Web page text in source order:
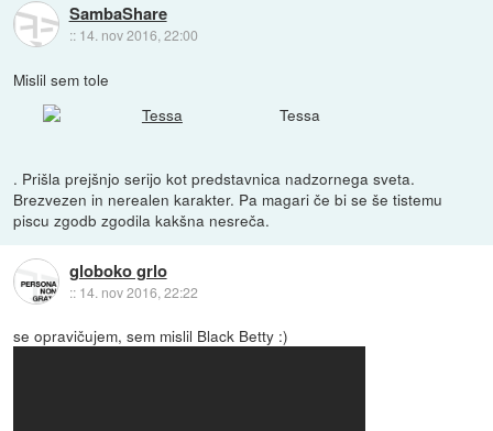
SambaShare
:: 14. nov 2016, 22:00
Mislil sem tole
Tessa
. Prišla prejšnjo serijo kot predstavnica nadzornega sveta.
Brezvezen in nerealen karakter. Pa magari če bi se še tistemu
piscu zgodb zgodila kakšna nesreča.
globoko grlo
:: 14. nov 2016, 22:22
se opravičujem, sem mislil Black Betty :)